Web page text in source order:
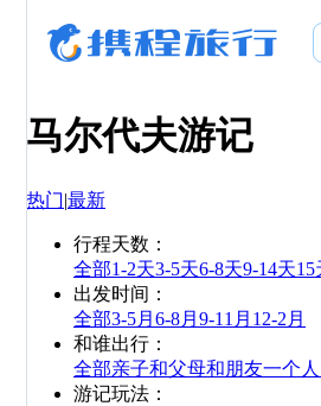
马尔代夫游记
热门|最新
行程天数 ：
全部1-2天3-5天6-8天9-14天15
出发时间 ：
全部3-5月 6-8月 9-11月 12-2月
和谁出行 ：
全部亲子和父母和朋友一个人
游记玩法 ：